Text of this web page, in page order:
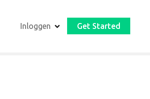
Inloggen Get Started